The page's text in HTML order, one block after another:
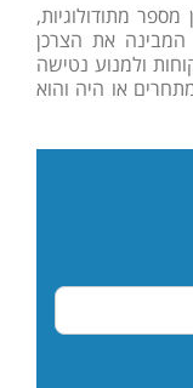
מתודולוגיות,
את הצרכן
ולמנוע נטישה
או היה והוא